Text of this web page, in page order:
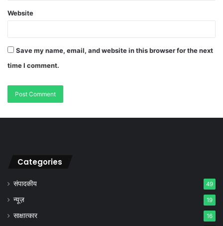
Website
Save my name, email, and website in this browser for the next
time I comment.
Categories
संपादकीय 49
न्यूज़ 19
साक्षात्कार 16